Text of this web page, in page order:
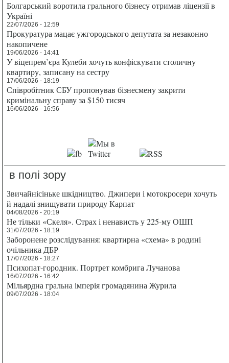
Болгарський воротила грального бізнесу отримав ліцензії в
Україні
22/07/2026 - 12:59
Прокуратура мацає ужгородського депутата за незаконно
накопичене
19/06/2026 - 14:41
У віцепрем’єра Кулеби хочуть конфіскувати столичну
квартиру, записану на сестру
17/06/2026 - 18:19
Співробітник СБУ пропонував бізнесмену закрити
кримінальну справу за $150 тисяч
16/06/2026 - 16:56
в полі зору
Звичайнісіньке шкідництво. Джипери і мотокросери хочуть
й надалі знищувати природу Карпат
04/08/2026 - 20:19
Не тільки «Скеля». Страх і ненависть у 225-му ОШП
31/07/2026 - 18:19
Заборонене розслідування: квартирна «схема» в родині
очільника ДБР
17/07/2026 - 18:27
Психопат-городник. Портрет комбрига Лучанова
16/07/2026 - 16:42
Мільярдна гральна імперія громадянина Журила
09/07/2026 - 18:04